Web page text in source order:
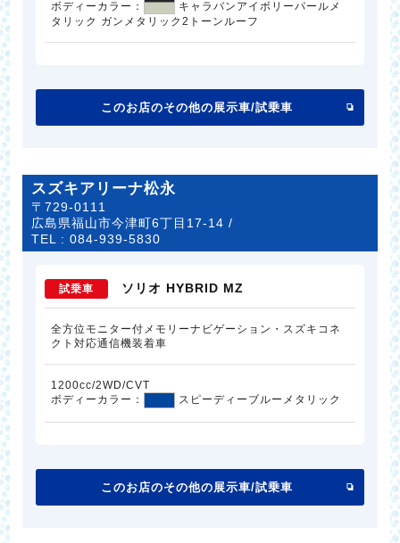
ボディーカラー：
キャラバンアイボリーパールメ
タリック ガンメタリック2トーンルーフ
このお店のその他の展示車/試乗車
スズキアリーナ松永
〒729-0111
広島県福山市今津町6丁目17-14 /
TEL :084-939-5830
試乗車 ソリオ HYBRID MZ
全方位モニター付メモリーナビゲーション・スズキコネ
クト対応通信機装着車
1200cc/2WD/CVT
ボディーカラー：
スピーディーブルーメタリック
このお店のその他の展示車/試乗車